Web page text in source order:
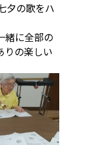
夕の歌をハ
に全部の
りの楽しい